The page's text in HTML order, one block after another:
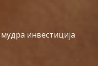
инвестиција